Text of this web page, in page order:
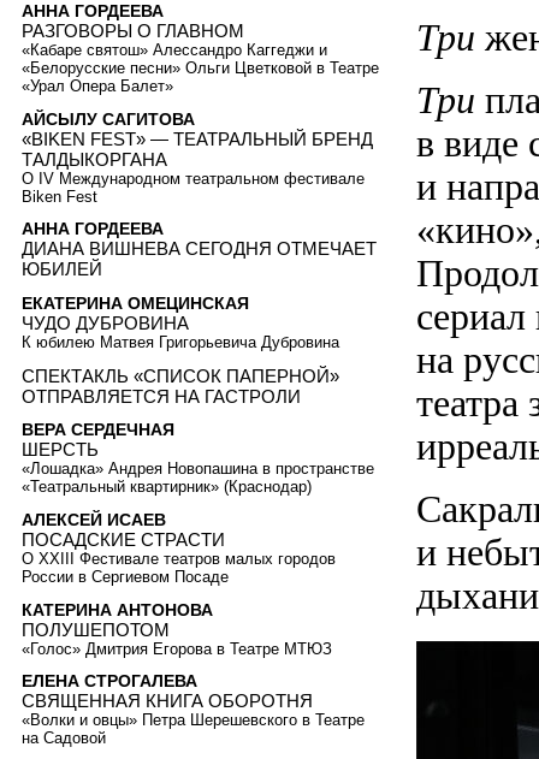
Три
Три
в виде
и
на
театра
и
АННА ГОРДЕЕВА
РАЗГОВОРЫ О ГЛАВНОМ
«Кабаре святош» Алессандро Каггеджи и
«Белорусские песни» Ольги Цветковой в Театре
«Урал Опера Балет»
АЙСЫЛУ САГИТОВА
«BIKEN FEST» — ТЕАТРАЛЬНЫЙ БРЕНД
ТАЛДЫКОРГАНА
О IV Международном театральном фестивале
Biken Fest
АННА ГОРДЕЕВА
ДИАНА ВИШНЕВА СЕГОДНЯ ОТМЕЧАЕТ
ЮБИЛЕЙ
ЕКАТЕРИНА ОМЕЦИНСКАЯ
ЧУДО ДУБРОВИНА
К юбилею Матвея Григорьевича Дубровина
СПЕКТАКЛЬ «СПИСОК ПАПЕРНОЙ»
ОТПРАВЛЯЕТСЯ НА ГАСТРОЛИ
ВЕРА СЕРДЕЧНАЯ
ШЕРСТЬ
«Лошадка» Андрея Новопашина в пространстве
«Театральный квартирник» (Краснодар)
АЛЕКСЕЙ ИСАЕВ
ПОСАДСКИЕ СТРАСТИ
О XXIII Фестивале театров малых городов
России в Сергиевом Посаде
КАТЕРИНА АНТОНОВА
ПОЛУШЕПОТОМ
«Голос» Дмитрия Егорова в Театре МТЮЗ
ЕЛЕНА СТРОГАЛЕВА
СВЯЩЕННАЯ КНИГА ОБОРОТНЯ
«Волки и овцы» Петра Шерешевского в Театре
на Садовой